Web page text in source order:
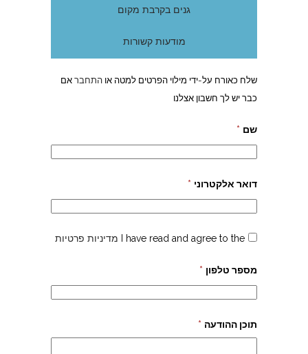
גנים בקרבת מקום
מודעות קשורות
שלח כאורח על-ידי מילוי הפרטים למטה או התחבראם
כבר יש לך חשבון אצלנו
שם *
דואר אלקטרוני *
I have read and agree to the מדיניות פרטיות
מספר טלפון *
תוכן ההודעה *